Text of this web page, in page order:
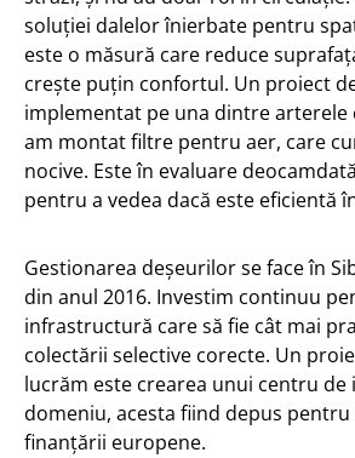
soluției dalelor înierbate pentru
este o măsură care reduce
crește puțin confortul. Un proiect
implementat pe una dintre arterele
am montat filtre pentru aer, care
nocive. Este în evaluare
pentru a vedea dacă este eficientă
Gestionarea deșeurilor se face în
din anul 2016. Investim continuu
infrastructură care să fie cât mai
colectării selective corecte. Un
lucrăm este crearea unui centru de
domeniu, acesta fiind depus
finanțării europene.